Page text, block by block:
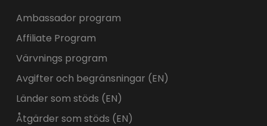
Ambassador program
Affiliate Program
Värvnings program
Avgifter och begränsningar (EN)
Länder som stöds (EN)
Åtgärder som stöds (EN)